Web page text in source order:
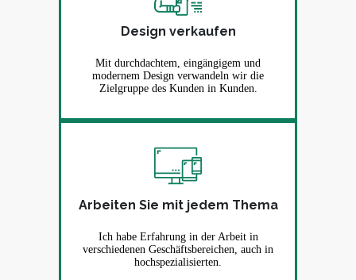
Design verkaufen
Mit durchdachtem, eingängigem und
modernem Design verwandeln wir die
Zielgruppe des Kunden in Kunden.
Arbeiten Sie mit jedem Thema
Ich habe Erfahrung in der Arbeit in
verschiedenen Geschäftsbereichen, auch in
hochspezialisierten.